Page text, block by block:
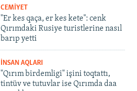
CEMİYET
"Er kes qaça, er kes kete": cenk
Qırımdaki Rusiye turistlerine nasıl
barıp yetti
İNSAN AQLARI
"Qırım birdemligi" işini toqtattı,
tintüv ve tutuvlar ise Qırımda daa